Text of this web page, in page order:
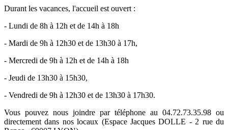
Durant les vacances, l'accueil est ouvert :
- Lundi de 8h à 12h et de 14h à 18h
- Mardi de 9h à 12h30 et de 13h30 à 17h,
- Mercredi de 9h à 12h et de 14h à 18h
- Jeudi de 13h30 à 15h30,
- Vendredi de 9h à 12h30 et de 13h30 à 17h30.
Vous pouvez nous joindre par téléphone au 04.72.73.35.98 ou
directement dans nos locaux (Espace Jacques DOLLE - 2 rue du